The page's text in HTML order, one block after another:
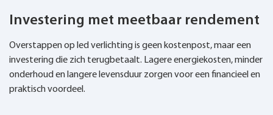
Investering met meetbaar rendement
Overstappen op led verlichting is geen kostenpost, maar een
investering die zich terugbetaalt. Lagere energiekosten, minder
onderhoud en langere levensduur zorgen voor een financieel en
praktisch voordeel.